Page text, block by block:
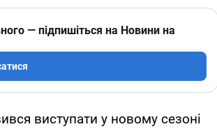
— підпишіться на Новини на
виступати у новому сезоні